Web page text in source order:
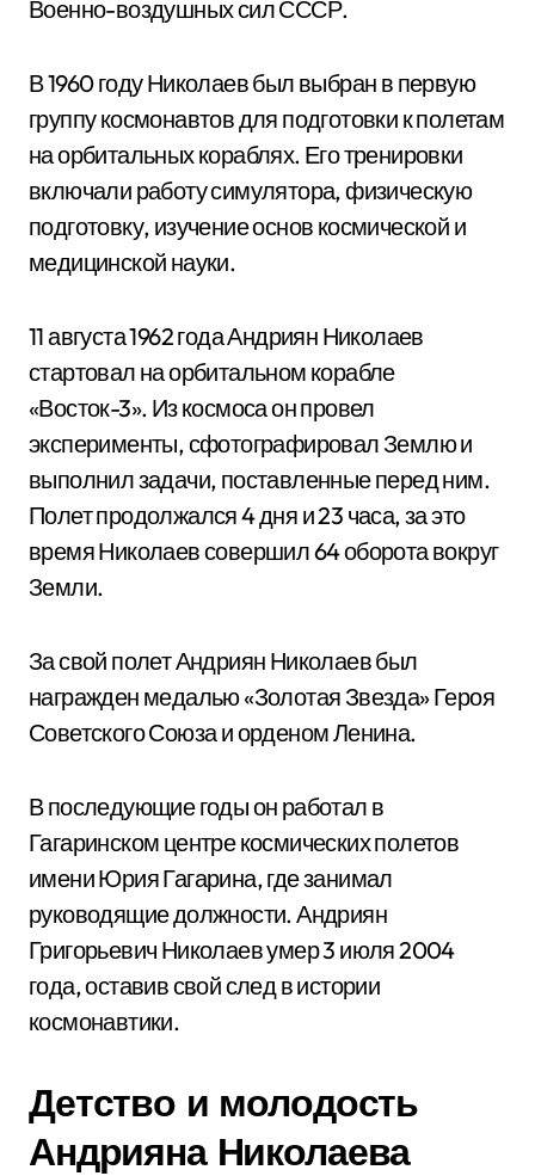
Военно-воздушных сил СССР.
В 1960 году Николаев был выбран в первую
группу космонавтов для подготовки к полетам
на орбитальных кораблях. Его тренировки
включали работу симулятора, физическую
подготовку, изучение основ космической и
медицинской науки.
11 августа 1962 года Андриян Николаев
стартовал на орбитальном корабле
«Восток-3». Из космоса он провел
эксперименты, сфотографировал Землю и
выполнил задачи, поставленные перед ним.
Полет продолжался 4 дня и 23 часа, за это
время Николаев совершил 64 оборота вокруг
Земли.
За свой полет Андриян Николаев был
награжден медалью «Золотая Звезда» Героя
Советского Союза и орденом Ленина.
В последующие годы он работал в
Гагаринском центре космических полетов
имени Юрия Гагарина, где занимал
руководящие должности. Андриян
Григорьевич Николаев умер 3 июля 2004
года, оставив свой след в истории
космонавтики.
Детство и молодость
Андрияна Николаева